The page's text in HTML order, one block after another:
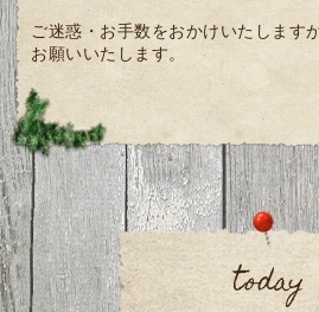
ご迷惑・お手数をおかけいたします
お願いいたします。
today